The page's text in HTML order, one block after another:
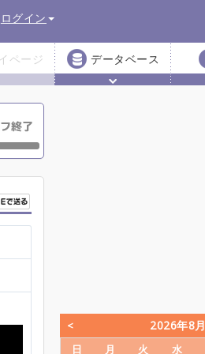
ログイン
ページ データベース
2026年8月
日 月 火 水